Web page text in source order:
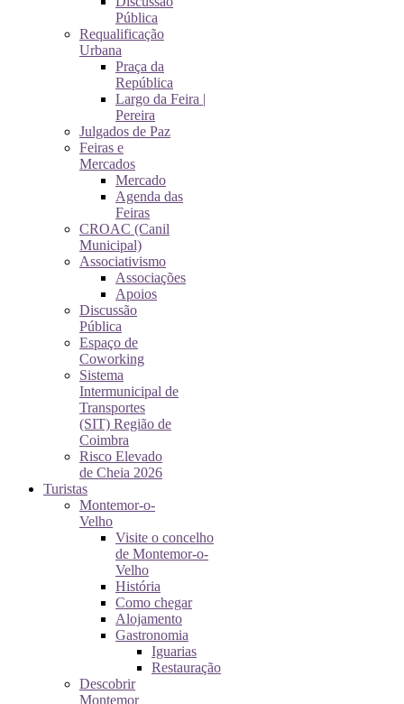
Pública
Requalificação
Urbana
Praça da
República
Largo da Feira |
Pereira
Julgados de Paz
Feiras e
Mercados
Mercado
Agenda das
Feiras
CROAC (Canil
Municipal)
Associativismo
Associações
Apoios
Discussão
Pública
Espaço de
Coworking
Sistema
Intermunicipal de
Transportes
(SIT) Região de
Coimbra
Risco Elevado
de Cheia 2026
Turistas
Montemor-o-
Velho
Visite o concelho
de Montemor-o-
Velho
História
Como chegar
Alojamento
Gastronomia
Iguarias
Restauração
Descobrir
Montemor